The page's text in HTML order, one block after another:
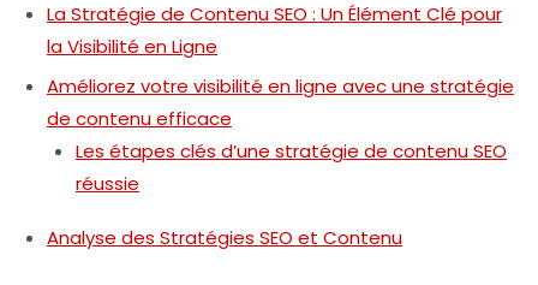
La Stratégie de Contenu SEO : Un Élément Clé pour
la Visibilité en Ligne
Améliorez votre visibilité en ligne avec une stratégie
de contenu efficace
Les étapes clés d’une stratégie de contenu SEO
réussie
Analyse des Stratégies SEO et Contenu